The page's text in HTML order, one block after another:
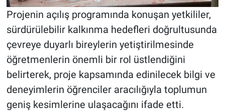
Projenin açılış programında konuşan yetkililer,
sürdürülebilir kalkınma hedefleri doğrultusunda
çevreye duyarlı bireylerin yetiştirilmesinde
öğretmenlerin önemli bir rol üstlendiğini
belirterek, proje kapsamında edinilecek bilgi ve
deneyimlerin öğrenciler aracılığıyla toplumun
geniş kesimlerine ulaşacağını ifade etti.